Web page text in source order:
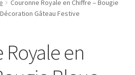
Couronne Royale en Chiffre – Bougie
Gâteau Festive
en